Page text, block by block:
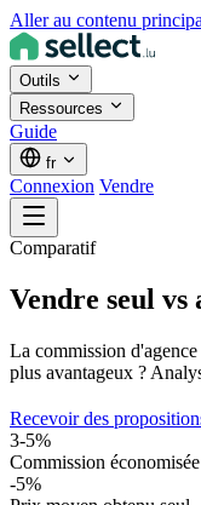
Aller au contenu
Outils
Ressources
Guide
fr
Connexion Vendre
Comparatif
Vendre seul vs
La commission
plus avantageux ?
Recevoir des
3-5%
Commission économisée
-5%